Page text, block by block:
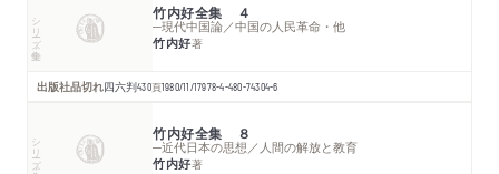
シリーズ・全集 竹内好全集 ４
─現代中国論／中国の人民革命・他
竹内好著
出版社品切れ四六判430頁1980/11/17978-4-480-74304-6
シリーズ・全集 竹内好全集 ８
─近代日本の思想／人間の解放と教育
竹内好著